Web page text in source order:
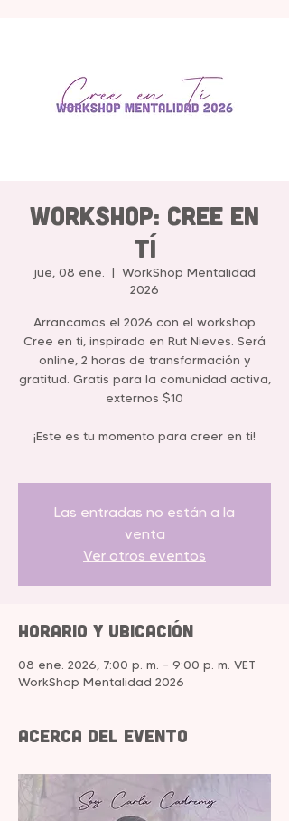
WorkShop: Cree en
Tí
jue, 08 ene.
  |
WorkShop Mentalidad
2026
Arrancamos el 2026 con el workshop
Cree en ti, inspirado en Rut Nieves. Será
online, 2 horas de transformación y
gratitud. Gratis para la comunidad activa,
externos $10
¡Este es tu momento para creer en ti!
Las entradas no están a la
venta
Ver otros eventos
Horario y ubicación
08 ene. 2026, 7:00 p. m. – 9:00 p. m. VET
WorkShop Mentalidad 2026
Acerca del evento